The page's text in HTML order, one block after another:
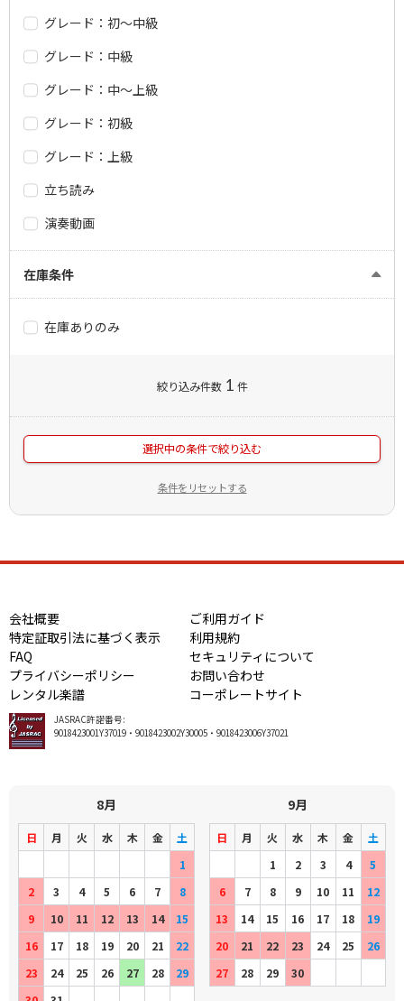
グレード：初～中級
グレード：中級
グレード：中～上級
グレード：初級
グレード：上級
立ち読み
演奏動画
在庫条件
在庫ありのみ
絞り込み件数 1 件
選択中の条件で絞り込む
条件をリセットする
会社概要
ご利用ガイド
特定証取引法に基づく表示
利用規約
FAQ
セキュリティについて
プライバシーポリシー
お問い合わせ
レンタル楽譜
コーポレートサイト
JASRAC許諾番号:
9018423001Y37019・9018423002Y30005・9018423006Y37021
8月
日 月 火 水 木 金
土
1
2
3 4 5 6 7
8
9
10 11 12 13 14
15
16
17 18 19 20 21
22
23
24 25 26 27 28
29
9月
日 月 火 水 木 金
土
1
2 3 4
5
6
7 8 9 10 11
12
13
14 15 16 17 18
19
20
21 22 23 24 25
26
27
28 29 30